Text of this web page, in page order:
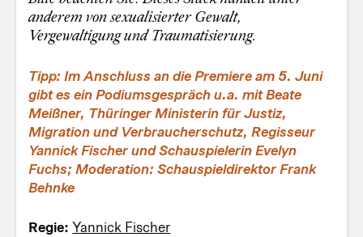
anderem von sexualisierter Gewalt,
Vergewaltigung und Traumatisierung.
Tipp:Im Anschluss an die Premiere am 5. Juni
gibt es ein Podiumsgespräch u.a. mit Beate
Meißner, Thüringer Ministerin für Justiz,
Migration und Verbraucherschutz, Regisseur
Yannick Fischer und Schauspielerin Evelyn
Fuchs; Moderation: Schauspieldirektor Frank
Behnke
Regie:Yannick Fischer